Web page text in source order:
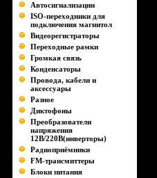
Автосигнализации
ISO-переходники для
подключения магнитол
Видеорегистраторы
Переходные рамки
Громкая связь
Конденсаторы
Провода, кабели и
аксессуары
Разное
Диктофоны
Преобразователи
напряжения
12В/220В(инверторы)
Радиоприёмники
FM-трансмиттеры
Блоки питания